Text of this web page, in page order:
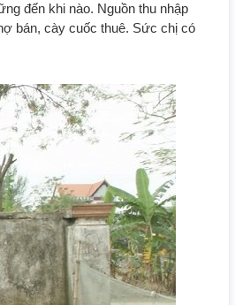
đến khi nào. Nguồn thu nhập
bán, cày cuốc thuê. Sức chị có